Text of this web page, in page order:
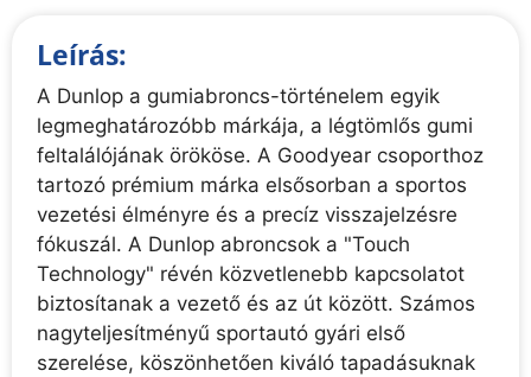
Leírás:
A Dunlop a gumiabroncs-történelem egyik
legmeghatározóbb márkája, a légtömlős gumi
feltalálójának örököse. A Goodyear csoporthoz
tartozó prémium márka elsősorban a sportos
vezetési élményre és a precíz visszajelzésre
fókuszál. A Dunlop abroncsok a "Touch
Technology" révén közvetlenebb kapcsolatot
biztosítanak a vezető és az út között. Számos
nagyteljesítményű sportautó gyári első
szerelése, köszönhetően kiváló tapadásuknak